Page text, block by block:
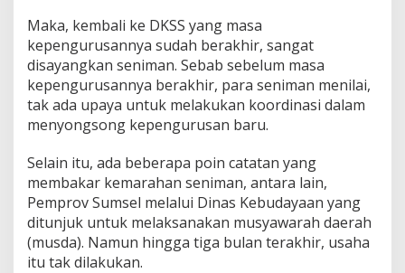
Maka, kembali ke DKSS yang masa
kepengurusannya sudah berakhir, sangat
disayangkan seniman. Sebab sebelum masa
kepengurusannya berakhir, para seniman menilai,
tak ada upaya untuk melakukan koordinasi dalam
menyongsong kepengurusan baru.
Selain itu, ada beberapa poin catatan yang
membakar kemarahan seniman, antara lain,
Pemprov Sumsel melalui Dinas Kebudayaan yang
ditunjuk untuk melaksanakan musyawarah daerah
(musda). Namun hingga tiga bulan terakhir, usaha
itu tak dilakukan.